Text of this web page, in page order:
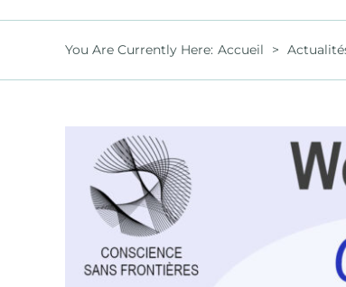
You Are Currently Here: Accueil >